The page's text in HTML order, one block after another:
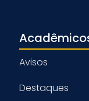
Avisos
Destaques